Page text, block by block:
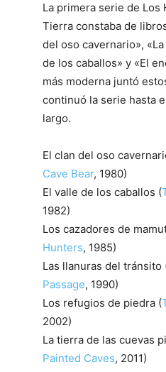
La primera serie de Los
Tierra constaba de
del oso cavernario»,
de los caballos» y «El
más moderna juntó
continuó la serie hasta
largo.
El clan del oso
Cave Bear, 1980)
El valle de los caballos (
1982)
Los cazadores de
Hunters, 1985)
Las llanuras del tránsito
Passage, 1990)
Los refugios de piedra (
2002)
La tierra de las cuevas
Painted Caves, 2011)